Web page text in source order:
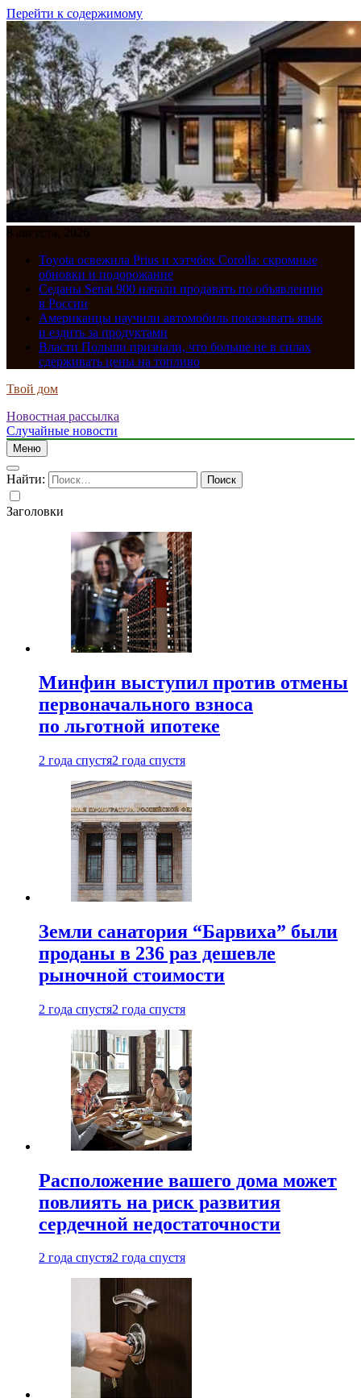
Перейти к содержимому
8 августа, 2026
Toyota освежила Prius и хэтчбек Corolla: скромные
обновки и подорожание
Седаны Senat 900 начали продавать по объявлению
в России
Американцы научили автомобиль показывать язык
и ездить за продуктами
Власти Польши признали, что больше не в силах
сдерживать цены на топливо
Твой дом
Новостная рассылка
Случайные новости
Меню
Найти:
Заголовки
Минфин выступил против отмены
первоначального взноса
по льготной ипотеке
2 года спустя2 года спустя
Земли санатория “Барвиха” были
проданы в 236 раз дешевле
рыночной стоимости
2 года спустя2 года спустя
Расположение вашего дома может
повлиять на риск развития
сердечной недостаточности
2 года спустя2 года спустя